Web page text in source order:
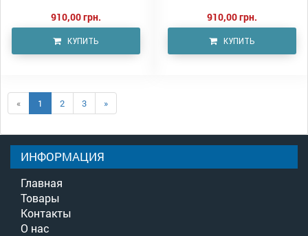
910,00 грн.
КУПИТЬ
910,00 грн.
КУПИТЬ
« 1 2 3 »
ИНФОРМАЦИЯ
Главная
Товары
Контакты
О нас